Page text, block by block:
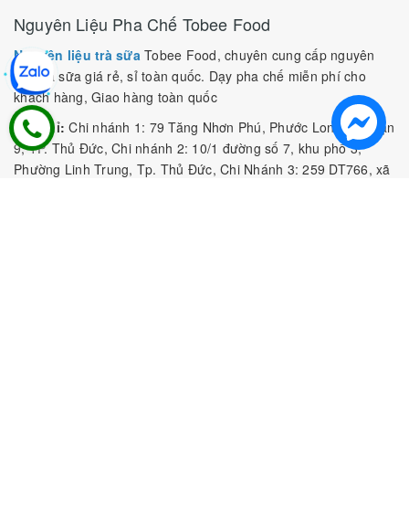
Nguyên Liệu Pha Chế Tobee Food
Nguyên liệu trà sữa Tobee Food, chuyên cung cấp nguyên
liệu trà sữa giá rẻ, sỉ toàn quốc. Dạy pha chế miễn phí cho
khách hàng, Giao hàng toàn quốc
Địa Chỉ: Chi nhánh 1: 79 Tăng Nhơn Phú, Phước Long B, Quận
9, TP. Thủ Đức, Chi nhánh 2: 10/1 đường số 7, khu phố 3,
Phường Linh Trung, Tp. Thủ Đức, Chi Nhánh 3: 259 DT766, xã